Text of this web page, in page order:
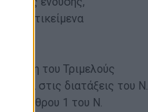
αντικείμενα
του Τριμελούς
στις διατάξεις του Ν.
άρθρου 1 του Ν.